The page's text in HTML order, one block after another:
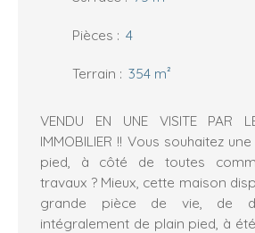
Pièces : 4
Terrain : 354 m²
VENDU EN UNE VISITE PAR
IMMOBILIER !! Vous souhaitez
pied, à côté de toutes
travaux ? Mieux, cette maison
grande pièce de vie, de
intégralement de plain pied, à